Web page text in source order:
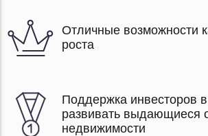
Отличные возможности
роста
Поддержка инвесторов
развивать выдающиеся
недвижимости